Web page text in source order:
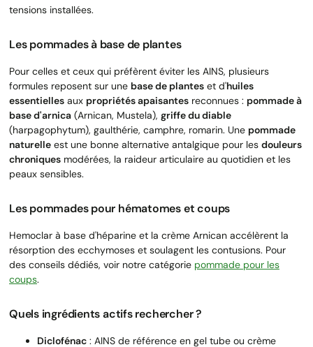
tensions installées.
Les pommades à base de plantes
Pour celles et ceux qui préfèrent éviter les AINS, plusieurs
formules reposent sur une base de plantes et d'huiles
essentielles aux propriétés apaisantes reconnues : pommade à
base d'arnica (Arnican, Mustela), griffe du diable
(harpagophytum), gaulthérie, camphre, romarin. Une pommade
naturelle est une bonne alternative antalgique pour les douleurs
chroniques modérées, la raideur articulaire au quotidien et les
peaux sensibles.
Les pommades pour hématomes et coups
Hemoclar à base d'héparine et la crème Arnican accélèrent la
résorption des ecchymoses et soulagent les contusions. Pour
des conseils dédiés, voir notre catégorie pommade pour les
coups.
Quels ingrédients actifs rechercher ?
Diclofénac : AINS de référence en gel tube ou crème